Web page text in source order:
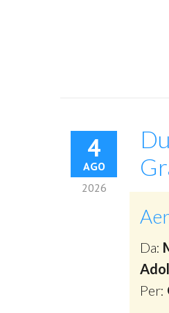
4
AGO
2026
Da:
Per: